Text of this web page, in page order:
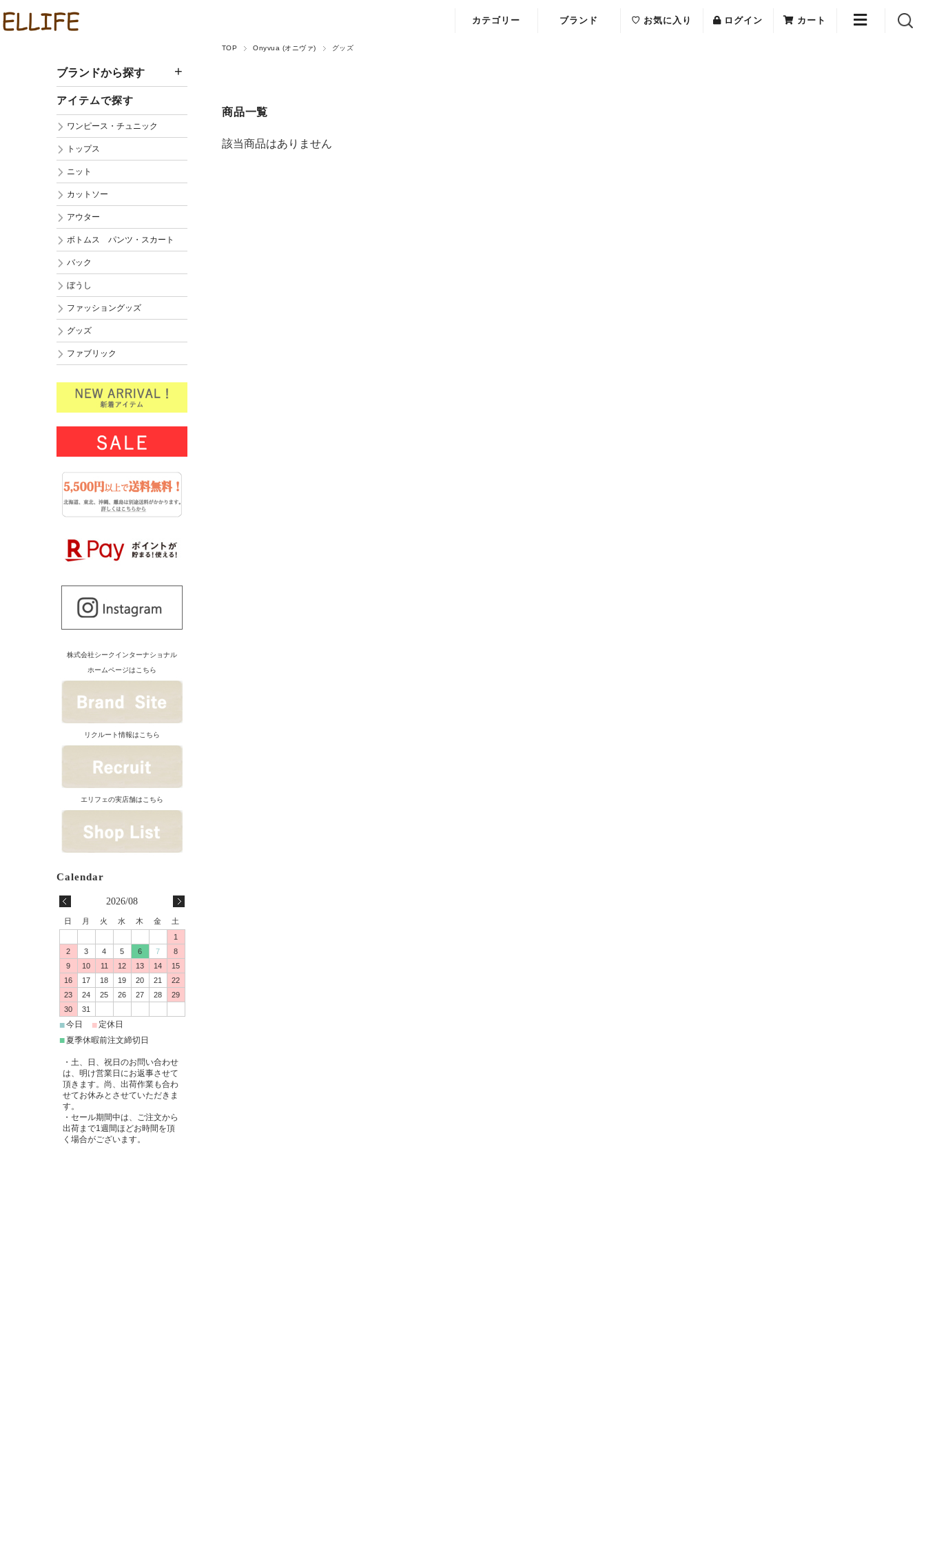
カテゴリー ブランド ♡ お気に入り ログイン カート
TOP Onyvua (オニヴァ) グッズ
商品一覧
該当商品はありません
ブランドから探す
アイテムで探す
ワンピース・チュニック
トップス
ニット
カットソー
アウター
ボトムス パンツ・スカート
バック
ぼうし
ファッショングッズ
グッズ
ファブリック
株式会社シークインターナショナル
ホームページはこちら
リクルート情報はこちら
エリフェの実店舗はこちら
2026/08
日 月 火 水 木 金
土
1
2
3 4 5 6 7
8
9
10 11 12 13 14
15
16
17 18 19 20 21
22
23
24 25 26 27 28
29
30
31
■今日 ■ 定休日
■ 夏季休暇前注文締切日
・土、日、祝日のお問い合わせ
は、明け営業日にお返事させて
頂きます。尚、出荷作業も合わ
せてお休みとさせていただきま
す。
・セール期間中は、ご注文から
出荷まで1週間ほどお時間を頂
く場合がございます。